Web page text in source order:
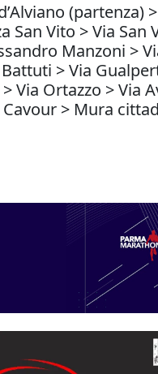
(partenza)
San Vito > Via
Manzoni >
> Via
Via Ortazzo > Via
> Mura